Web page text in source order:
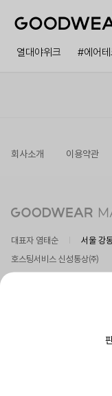
열대야위크 #에어테
회사소개 이용약관
대표자 염태순 서울 강
호스팅서비스 신성통상㈜